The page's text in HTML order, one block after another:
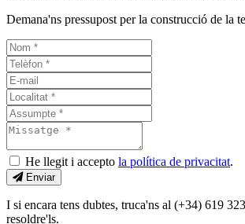
Demana'ns pressupost per la construcció de la
He llegit i accepto la política de privacitat.
Enviar
I si encara tens dubtes, truca'ns al (+34) 619
resoldre'ls.